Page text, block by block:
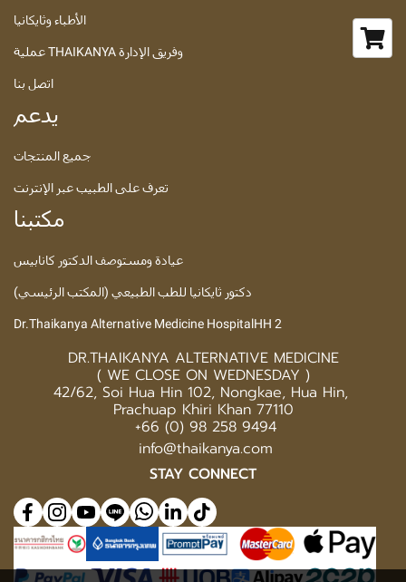
الأطباء وثايكانيا
عملية THAIKANYA وفريق الإدارة
اتصل بنا
يدعم
جميع المنتجات
تعرف على الطبيب عبر الإنترنت
مكتبنا
عيادة ومستوصف الدكتور كانابيس
دكتور ثايكانيا للطب الطبيعي (المكتب الرئيسي)
Dr.Thaikanya Alternative Medicine HospitalHH 2
DR.THAIKANYA ALTERNATIVE MEDICINE
( WE CLOSE ON WEDNESDAY )
42/62, Soi Hua Hin 102, Nongkae, Hua Hin,
Prachuap Khiri Khan 77110
+66 (0) 98 258 9494
info@thaikanya.com
STAY CONNECT